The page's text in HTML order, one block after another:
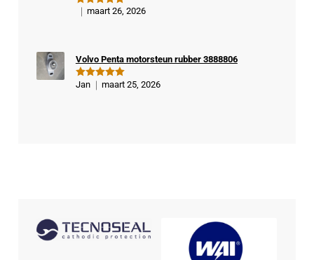
Gewaardeer
maart 26, 2026
Gewaardeer
Volvo Penta motorsteun rubber 3888806
Jan maart 25, 2026